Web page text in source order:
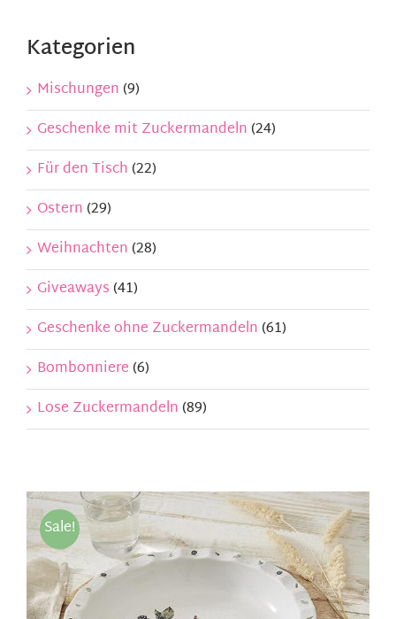
Kontakt
Mein Konto
Warenkorb
Kategorien
Mischungen (9)
Geschenke mit Zuckermandeln (24)
Für den Tisch (22)
Ostern (29)
Weihnachten (28)
Giveaways (41)
Geschenke ohne Zuckermandeln (61)
Bombonniere (6)
Lose Zuckermandeln (89)
Sale!